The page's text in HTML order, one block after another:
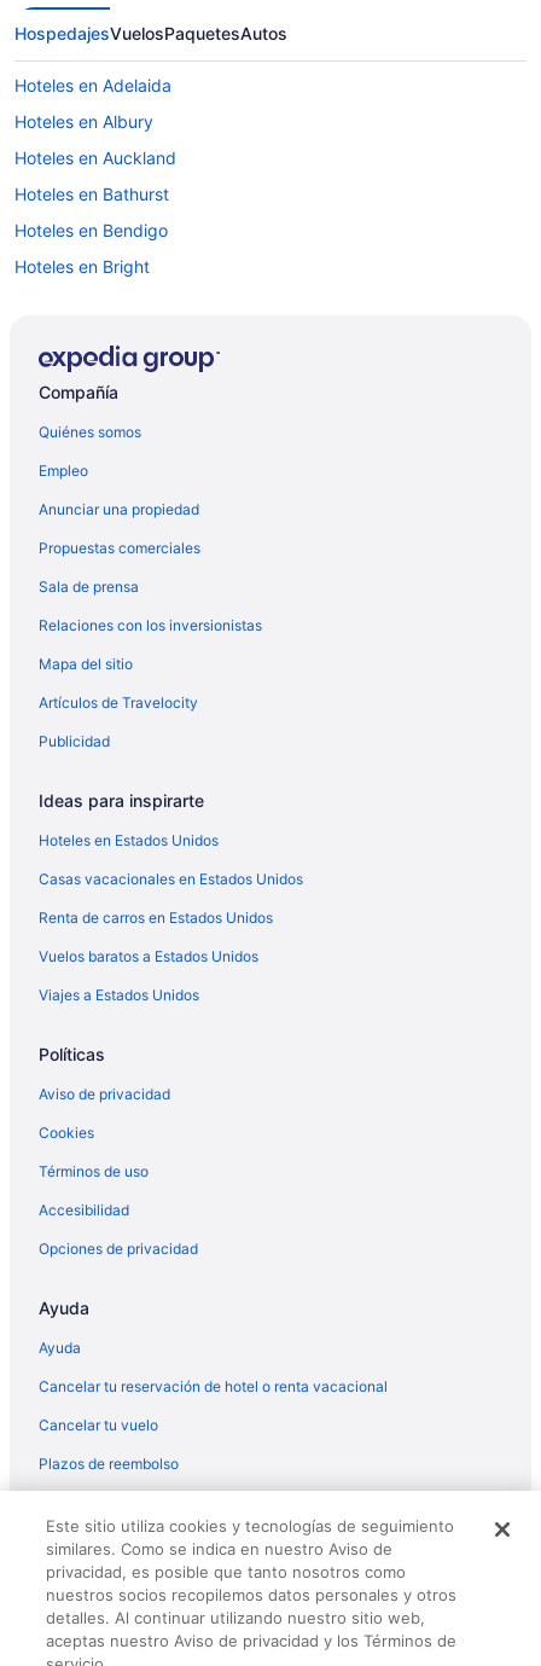
HospedajesVuelosPaquetesAutos
Hoteles en Adelaida
Hoteles en Albury
Hoteles en Auckland
Hoteles en Bathurst
Hoteles en Bendigo
Hoteles en Bright
Hoteles en Byron Bay
Hoteles en Coffs Harbour
Hoteles en Darwin
Hoteles con desayuno incluido en Guam
Hoteles con traslado del/al aeropuerto en Guam
Hoteles para bodas en Guam
Hoteles en Guam
Hoteles en Samoa
Hoteles en Dubbo
Hoteles en Forster
Hoteles en Geelong
Apart-Hoteles en Gold Coast
Cabañas en Gold Coast
Hoteles familiares en Gold Coast
Hoteles para bodas en Gold Coast
Moteles en Gold Coast
Hoteles en Hamilton
Hoteles en Hervey Bay
Hoteles en Hobart
Hoteles en Isla Bora Bora
Hoteles en Jervis Bay
Hoteles en Lake Tekapo
Hoteles en Mackay
Hoteles cerca de viñedos en Melbourne
Hoteles en Melbourne
Hoteles en Merimbula
Hoteles en Nelson Bay
Hoteles en Nelson
Hoteles en Newcastle
Hoteles en Palmerston North
Compañía
Quiénes somos
Empleo
Anunciar una propiedad
Propuestas comerciales
Sala de prensa
Relaciones con los inversionistas
Mapa del sitio
Artículos de Travelocity
Publicidad
Ideas para inspirarte
Hoteles en Estados Unidos
Casas vacacionales en Estados Unidos
Renta de carros en Estados Unidos
Vuelos baratos a Estados Unidos
Viajes a Estados Unidos
Políticas
Aviso de privacidad
Cookies
Términos de uso
Accesibilidad
Opciones de privacidad
Ayuda
Ayuda
Cancelar tu reservación de hotel o renta vacacional
Cancelar tu vuelo
Plazos de reembolso
reserved. Travelocity, the Stars Design, and The Roaming Gnome
Design are trademarks or registered trademarks of Travelscape LLC.
CST# 2083930-50.
Este sitio utiliza cookies y tecnologías de seguimiento
similares. Como se indica en nuestro Aviso de
privacidad, es posible que tanto nosotros como
nuestros socios recopilemos datos personales y otros
detalles. Al continuar utilizando nuestro sitio web,
aceptas nuestro Aviso de privacidad y los Términos de